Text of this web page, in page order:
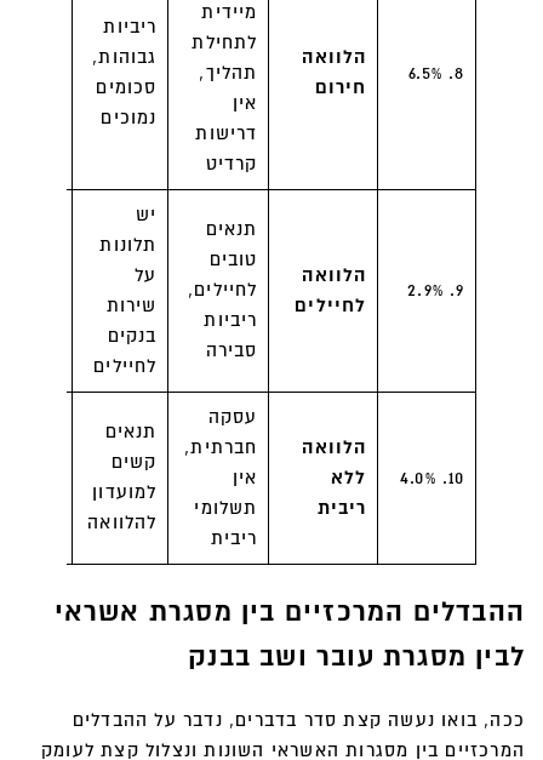
8. 6.5%
הלוואה
חירום
מיידית
לתחילת
תהליך,
אין
דרישות
קרדיט
ריביות
גבוהות,
סכומים
נמוכים
9. 2.9%
הלוואה
לחיילים
תנאים
טובים
לחיילים,
ריביות
סבירה
יש
תלונות
על
שירות
בנקים
לחיילים
10. 4.0%
הלוואה
ללא
ריבית
עסקה
חברתית,
אין
תשלומי
ריבית
תנאים
קשים
למועדון
להלוואה
ההבדלים המרכזיים בין מסגרת אשראי
לבין מסגרת עובר ושב בבנק
ככה, בואו נעשה קצת סדר בדברים, נדבר על ההבדלים
המרכזיים בין מסגרות האשראי השונות ונצלול קצת לעומק